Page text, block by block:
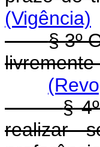
(Vigência)
§ 3º
§
realizar